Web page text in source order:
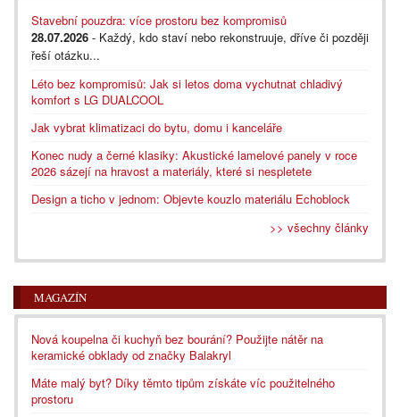
Stavební pouzdra: více prostoru bez kompromisů
28.07.2026 - Každý, kdo staví nebo rekonstruuje, dříve či později
řeší otázku...
Léto bez kompromisů: Jak si letos doma vychutnat chladivý
komfort s LG DUALCOOL
Jak vybrat klimatizaci do bytu, domu i kanceláře
Konec nudy a černé klasiky: Akustické lamelové panely v roce
2026 sázejí na hravost a materiály, které si nespletete
Design a ticho v jednom: Objevte kouzlo materiálu Echoblock
>> všechny články
MAGAZÍN
Nová koupelna či kuchyň bez bourání? Použijte nátěr na
keramické obklady od značky Balakryl
Máte malý byt? Díky těmto tipům získáte víc použitelného
prostoru